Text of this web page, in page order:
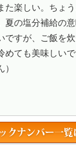
楽しい。ちょ
の塩分補給の
すが、ご飯を
ても美味しい
クナンバー一覧